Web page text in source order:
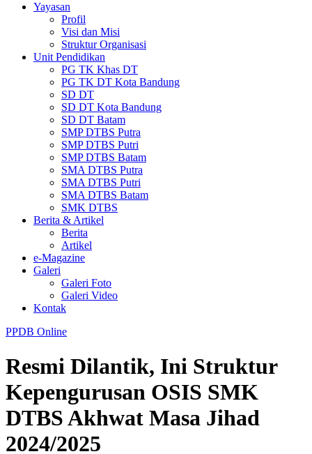
Yayasan
Profil
Visi dan Misi
Struktur Organisasi
Unit Pendidikan
PG TK Khas DT
PG TK DT Kota Bandung
SD DT
SD DT Kota Bandung
SD DT Batam
SMP DTBS Putra
SMP DTBS Putri
SMP DTBS Batam
SMA DTBS Putra
SMA DTBS Putri
SMA DTBS Batam
SMK DTBS
Berita & Artikel
Berita
Artikel
e-Magazine
Galeri
Galeri Foto
Galeri Video
Kontak
PPDB Online
Resmi Dilantik, Ini Struktur
Kepengurusan OSIS SMK
DTBS Akhwat Masa Jihad
2024/2025